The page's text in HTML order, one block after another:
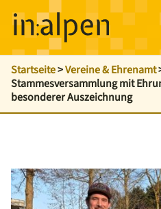
Startseite>Vereine & Ehrenamt
Stammesversammlung mit
besonderer Auszeichnung